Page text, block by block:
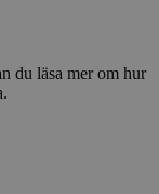
du läsa mer om hur